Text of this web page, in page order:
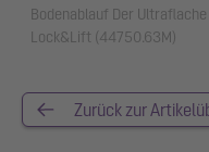
Bodenablauf Der
Lock&Lift (44750.63M)
Zurück zur